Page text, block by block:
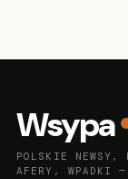
Wsypa
POLSKIE NEWSY,
AFERY, WPADKI